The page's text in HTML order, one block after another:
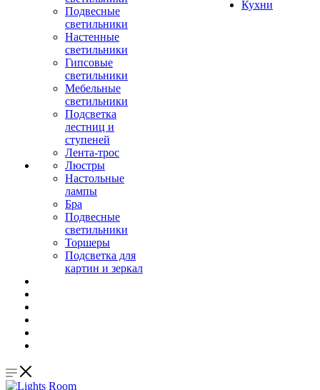
Подвесные
светильники
Настенные
светильники
Гипсовые
светильники
Мебельные
светильники
Подсветка
лестниц и
ступеней
Лента-трос
Люстры
Настольные
лампы
Бра
Подвесные
светильники
Торшеры
Подсветка для
картин и зеркал
Кухни